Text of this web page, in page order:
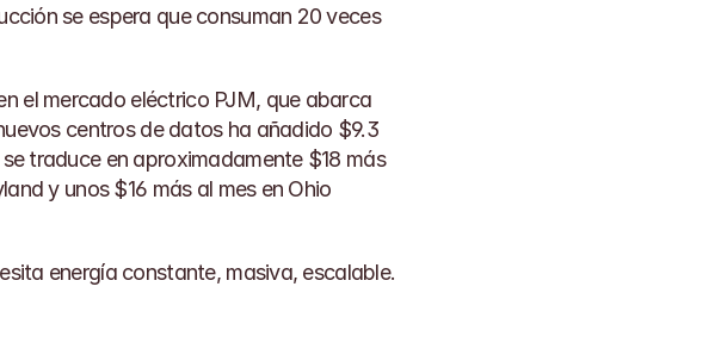
se espera que consuman 20 veces
el mercado eléctrico PJM, que abarca
centros de datos ha añadido $9.3
traduce en aproximadamente $18 más
energía constante, masiva, escalable.